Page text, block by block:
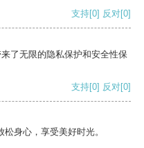
支持[0] 反对[0]
了无限的隐私保护和安全性保
支持[0] 反对[0]
身心，享受美好时光。